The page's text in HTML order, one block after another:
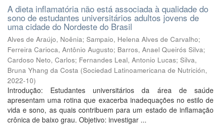
A dieta inflamatória não está associada à qualidade do
sono de estudantes universitários adultos jovens de
uma cidade do Nordeste do Brasil
Alves de Araújo, Noênia; Sampaio, Helena Alves de Carvalho;
Ferreira Carioca, Antônio Augusto; Barros, Anael Queirós Silva;
Cardoso Neto, Carlos; Fernandes Leal, Antonio Lucas; Silva,
Bruna Yhang da Costa (Sociedad Latinoamericana de Nutrición,
2022-10)
Introdução: Estudantes universitários da área de saúde
apresentam uma rotina que exacerba inadequações no estilo de
vida e sono, as quais contribuem para um estado de inflamação
crônica de baixo grau. Objetivo: investigar ...